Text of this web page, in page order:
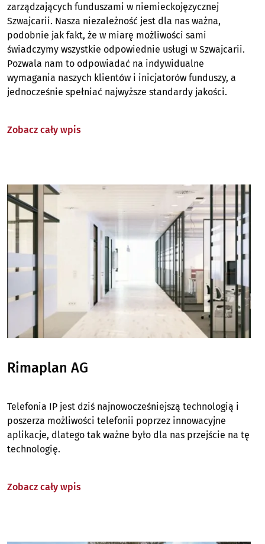
zarządzających funduszami w niemieckojęzycznej
Szwajcarii. Nasza niezależność jest dla nas ważna,
podobnie jak fakt, że w miarę możliwości sami
świadczymy wszystkie odpowiednie usługi w Szwajcarii.
Pozwala nam to odpowiadać na indywidualne
wymagania naszych klientów i inicjatorów funduszy, a
jednocześnie spełniać najwyższe standardy jakości.
Zobacz cały wpis
Image
Rimaplan AG
Telefonia IP jest dziś najnowocześniejszą technologią i
poszerza możliwości telefonii poprzez innowacyjne
aplikacje, dlatego tak ważne było dla nas przejście na tę
technologię.
Zobacz cały wpis